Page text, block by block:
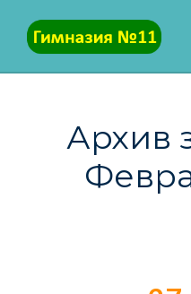
content
Архив